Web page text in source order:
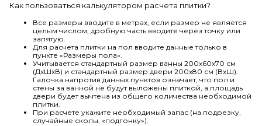
Как пользоваться калькулятором расчета плитки?
Все размеры вводите в метрах, если размер не является
целым числом, дробную часть вводите через точку или
запятую.
Для расчета плитки на пол вводите данные только в
пункте «Размеры пола».
Учитывается стандартный размер ванны 200х60х70 см
(ДхШхВ) и стандартный размер двери 200х80 см (ВхШ).
Галочка напротив данных пунктов означает, что пол и
стены за ванной не будут выложены плиткой, а площадь
двери будет вычтена из общего количества необходимой
плитки.
При расчете укажите необходимый запас (на подрезку,
случайные сколы, «подгонку»).